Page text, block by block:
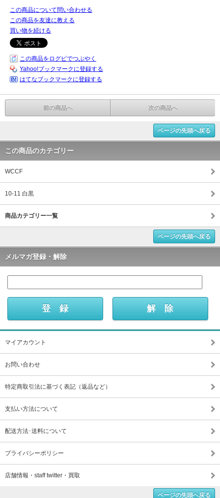
この商品について問い合わせる
この商品を友達に教える
買い物を続ける
この商品をログピでつぶやく
Yahoo!ブックマークに登録する
はてなブックマークに登録する
前の商品へ 次の商品へ
ページの先頭へ戻る
この商品のカテゴリー
WCCF
10-11 白黒
商品カテゴリー一覧
ページの先頭へ戻る
メルマガ登録・解除
マイアカウント
お問い合わせ
特定商取引法に基づく表記（返品など）
支払い方法について
配送方法･送料について
プライバシーポリシー
店舗情報・staff twitter・買取
ページの先頭へ戻る